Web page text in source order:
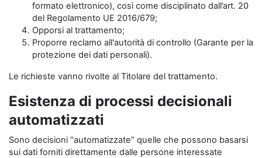
formato elettronico), così come disciplinato dall’art. 20
del Regolamento UE 2016/679;
Opporsi al trattamento;
Proporre reclamo all'autorità di controllo (Garante per la
protezione dei dati personali).
Le richieste vanno rivolte al Titolare del trattamento.
Esistenza di processi decisionali
automatizzati
Sono decisioni “automatizzate” quelle che possono basarsi
sui dati forniti direttamente dalle persone interessate